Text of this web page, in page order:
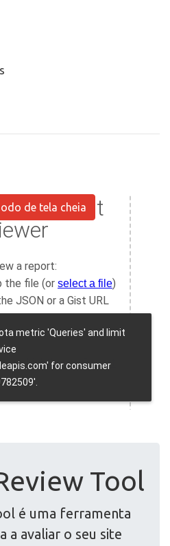
de tela cheia
Tool
é uma ferramenta
a avaliar o seu site